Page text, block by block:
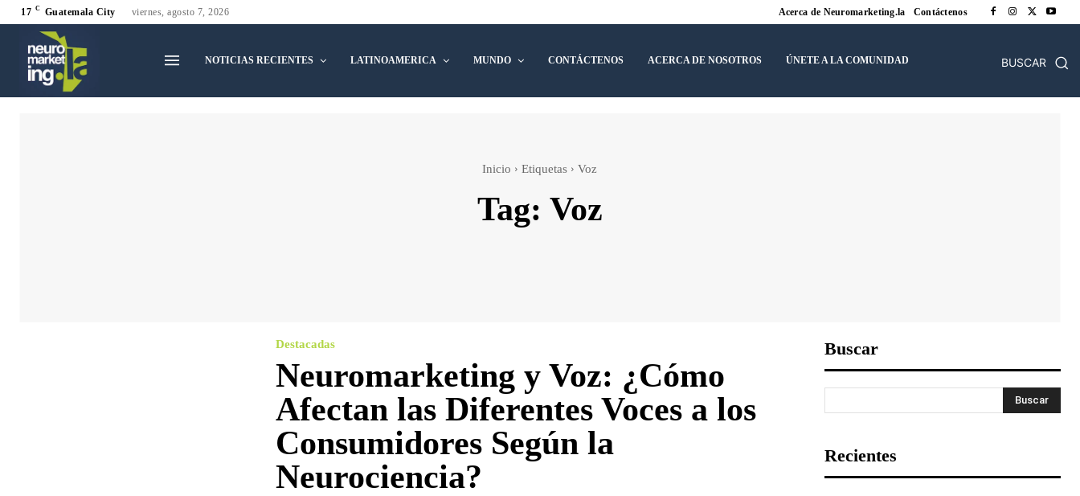
17 C Guatemala City viernes, agosto 7, 2026 Acerca de Neuromarketing.la Contáctenos
NOTICIAS RECIENTES LATINOAMERICA MUNDO CONTÁCTENOS ACERCA DE NOSOTROS ÚNETE A LA COMUNIDAD BUSCAR
Inicio Etiquetas Voz
Tag: Voz
Destacadas
Neuromarketing y Voz: ¿Cómo
Afectan las Diferentes Voces a los
Consumidores Según la
Neurociencia?
Buscar
Buscar
Recientes